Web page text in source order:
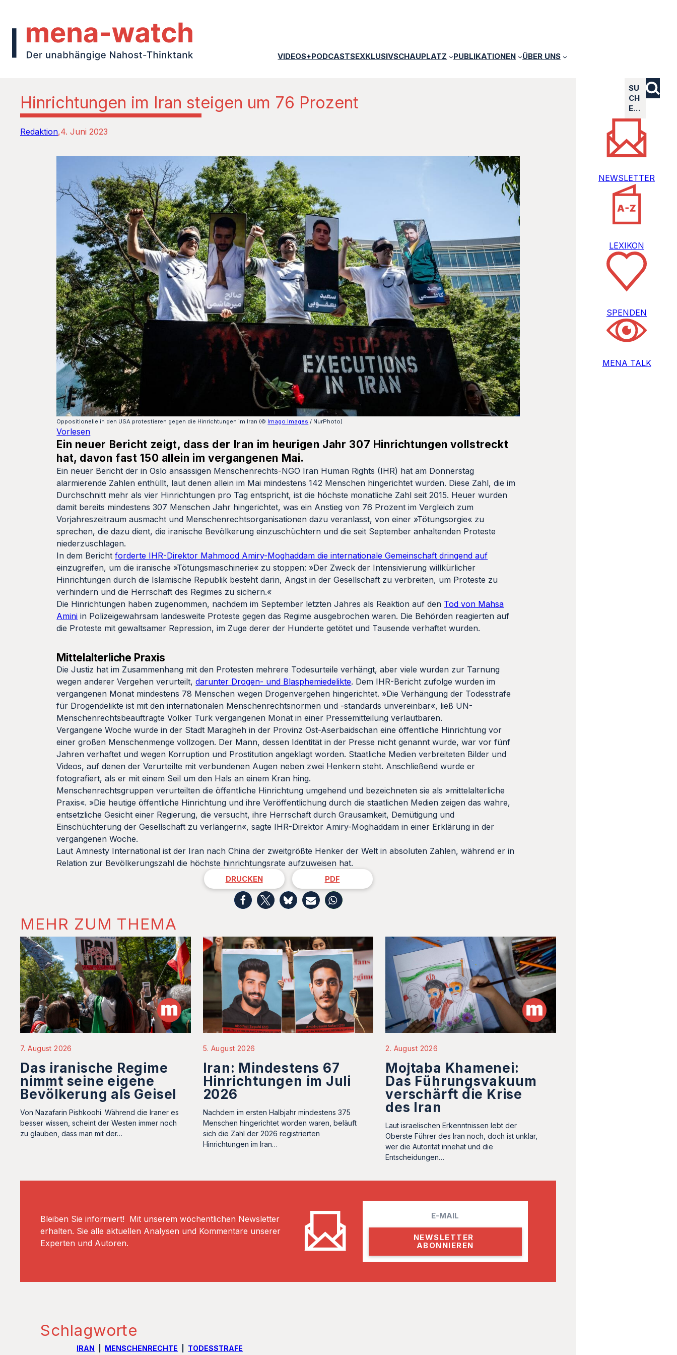
VIDEOS+PODCASTSEXKLUSIVSCHAUPLATZ PUBLIKATIONEN ÜBER UNS
Hinrichtungen im Iran steigen um 76 Prozent
Redaktion 4. Juni 2023
Oppositionelle in den USA protestieren gegen die Hinrichtungen im Iran (© Imago Images / NurPhoto)
Vorlesen
Ein neuer Bericht zeigt, dass der Iran im heurigen Jahr 307 Hinrichtungen vollstreckt
hat, davon fast 150 allein im vergangenen Mai.
Ein neuer Bericht der in Oslo ansässigen Menschenrechts-NGO Iran Human Rights (IHR) hat am Donnerstag
alarmierende Zahlen enthüllt, laut denen allein im Mai mindestens 142 Menschen hingerichtet wurden. Diese Zahl, die im
Durchschnitt mehr als vier Hinrichtungen pro Tag entspricht, ist die höchste monatliche Zahl seit 2015. Heuer wurden
damit bereits mindestens 307 Menschen Jahr hingerichtet, was ein Anstieg von 76 Prozent im Vergleich zum
Vorjahreszeitraum ausmacht und Menschenrechtsorganisationen dazu veranlasst, von einer »Tötungsorgie« zu
sprechen, die dazu dient, die iranische Bevölkerung einzuschüchtern und die seit September anhaltenden Proteste
niederzuschlagen.
In dem Berichtforderte IHR-Direktor Mahmood Amiry-Moghaddam die internationale Gemeinschaft dringend auf
einzugreifen, um die iranische »Tötungsmaschinerie« zu stoppen: »Der Zweck der Intensivierung willkürlicher
Hinrichtungen durch die Islamische Republik besteht darin, Angst in der Gesellschaft zu verbreiten, um Proteste zu
verhindern und die Herrschaft des Regimes zu sichern.«
Die Hinrichtungen haben zugenommen, nachdem im September letzten Jahres als Reaktion auf den Tod von Mahsa
Amini in Polizeigewahrsam landesweite Proteste gegen das Regime ausgebrochen waren. Die Behörden reagierten auf
die Proteste mit gewaltsamer Repression, im Zuge derer der Hunderte getötet und Tausende verhaftet wurden.
Mittelalterliche Praxis
Die Justiz hat im Zusammenhang mit den Protesten mehrere Todesurteile verhängt, aber viele wurden zur Tarnung
wegen anderer Vergehen verurteilt,darunter Drogen- und Blasphemiedelikte. Dem IHR-Bericht zufolge wurden im
vergangenen Monat mindestens 78 Menschen wegen Drogenvergehen hingerichtet. »Die Verhängung der Todesstrafe
für Drogendelikte ist mit den internationalen Menschenrechtsnormen und -standards unvereinbar«, ließ UN-
Menschenrechtsbeauftragte Volker Turk vergangenen Monat in einer Pressemitteilung verlautbaren.
Vergangene Woche wurde in der Stadt Maragheh in der Provinz Ost-Aserbaidschan eine öffentliche Hinrichtung vor
einer großen Menschenmenge vollzogen. Der Mann, dessen Identität in der Presse nicht genannt wurde, war vor fünf
Jahren verhaftet und wegen Korruption und Prostitution angeklagt worden. Staatliche Medien verbreiteten Bilder und
Videos, auf denen der Verurteilte mit verbundenen Augen neben zwei Henkern steht. Anschließend wurde er
fotografiert, als er mit einem Seil um den Hals an einem Kran hing.
Menschenrechtsgruppen verurteilten die öffentliche Hinrichtung umgehend und bezeichneten sie als »mittelalterliche
Praxis«. »Die heutige öffentliche Hinrichtung und ihre Veröffentlichung durch die staatlichen Medien zeigen das wahre,
entsetzliche Gesicht einer Regierung, die versucht, ihre Herrschaft durch Grausamkeit, Demütigung und
Einschüchterung der Gesellschaft zu verlängern«, sagte IHR-Direktor Amiry-Moghaddam in einer Erklärung in der
vergangenen Woche.
Laut Amnesty International ist der Iran nach China der zweitgrößte Henker der Welt in absoluten Zahlen, während er in
Relation zur Bevölkerungszahl die höchste hinrichtungsrate aufzuweisen hat.
DRUCKEN PDF
MEHR ZUM THEMA
7. August 2026
Das iranische Regime
nimmt seine eigene
Bevölkerung als Geisel
Von Nazafarin Pishkoohi. Während die Iraner es
besser wissen, scheint der Westen immer noch
zu glauben, dass man mit der…
5. August 2026
Iran: Mindestens 67
Hinrichtungen im Juli
2026
Nachdem im ersten Halbjahr mindestens 375
Menschen hingerichtet worden waren, beläuft
sich die Zahl der 2026 registrierten
Hinrichtungen im Iran…
2. August 2026
Mojtaba Khamenei:
Das Führungsvakuum
verschärft die Krise
des Iran
Laut israelischen Erkenntnissen lebt der
Oberste Führer des Iran noch, doch ist unklar,
wer die Autorität innehat und die
Entscheidungen…
Bleiben Sie informiert! Mit unserem wöchentlichen Newsletter
erhalten. Sie alle aktuellen Analysen und Kommentare unserer
Experten und Autoren.
l
Schlagworte
IRAN MENSCHENRECHTE TODESSTRAFE
SU
CH
E…
NEWSLETTER
LEXIKON
SPENDEN
MENA TALK